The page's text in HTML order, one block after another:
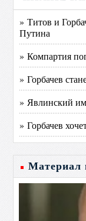
» Титов и
Путина
» Компартия
» Горбачев
» Явлинский
» Горбачев
Материал